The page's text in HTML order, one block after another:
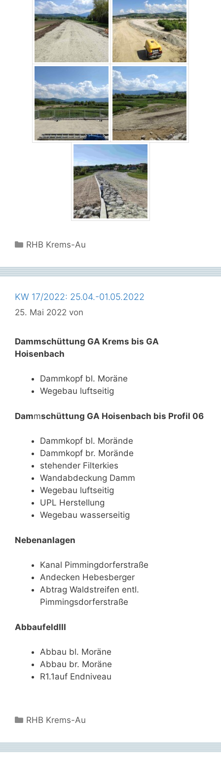
Kategorien
RHB Krems-Au
KW 17/2022: 25.04.-01.05.2022
25. Mai 2022 von
Dammschüttung GA Krems bis GA
Hoisenbach
Dammkopf bl. Moräne
Wegebau luftseitig
Dammschüttung GA Hoisenbach bis Profil 06
Dammkopf bl. Morände
Dammkopf br. Morände
stehender Filterkies
Wandabdeckung Damm
Wegebau luftseitig
UPL Herstellung
Wegebau wasserseitig
Nebenanlagen
Kanal Pimmingdorferstraße
Andecken Hebesberger
Abtrag Waldstreifen entl.
Pimmingsdorferstraße
AbbaufeldIII
Abbau bl. Moräne
Abbau br. Moräne
R1.1auf Endniveau
Kategorien
RHB Krems-Au